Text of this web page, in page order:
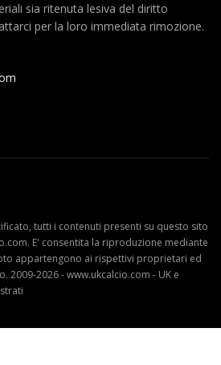
sia ritenuta lesiva del diritto
per la loro immediata rimozione.
tutti i contenuti presenti su questo sito
E' consentita la riproduzione mediante
appartengono ai rispettivi proprietari ed
2009-2026 - www.ukcalcio.com - UK e